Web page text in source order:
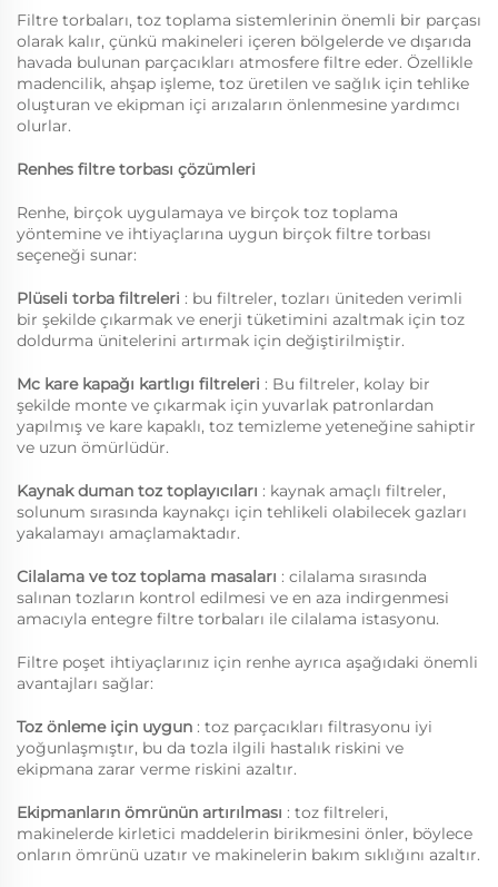
Filtre torbaları, toz toplama sistemlerinin önemli bir parçası
olarak kalır, çünkü makineleri içeren bölgelerde ve dışarıda
havada bulunan parçacıkları atmosfere filtre eder. Özellikle
madencilik, ahşap işleme, toz üretilen ve sağlık için tehlike
oluşturan ve ekipman içi arızaların önlenmesine yardımcı
olurlar.
Renhes filtre torbası çözümleri
Renhe, birçok uygulamaya ve birçok toz toplama
yöntemine ve ihtiyaçlarına uygun birçok filtre torbası
seçeneği sunar:
Plüseli torba filtreleri : bu filtreler, tozları üniteden verimli
bir şekilde çıkarmak ve enerji tüketimini azaltmak için toz
doldurma ünitelerini artırmak için değiştirilmiştir.
Mc kare kapağı kartlıgı filtreleri : Bu filtreler, kolay bir
şekilde monte ve çıkarmak için yuvarlak patronlardan
yapılmış ve kare kapaklı, toz temizleme yeteneğine sahiptir
ve uzun ömürlüdür.
Kaynak duman toz toplayıcıları : kaynak amaçlı filtreler,
solunum sırasında kaynakçı için tehlikeli olabilecek gazları
yakalamayı amaçlamaktadır.
Cilalama ve toz toplama masaları : cilalama sırasında
salınan tozların kontrol edilmesi ve en aza indirgenmesi
amacıyla entegre filtre torbaları ile cilalama istasyonu.
Filtre poşet ihtiyaçlarınız için renhe ayrıca aşağıdaki önemli
avantajları sağlar:
Toz önleme için uygun : toz parçacıkları filtrasyonu iyi
yoğunlaşmıştır, bu da tozla ilgili hastalık riskini ve
ekipmana zarar verme riskini azaltır.
Ekipmanların ömrünün artırılması : toz filtreleri,
makinelerde kirletici maddelerin birikmesini önler, böylece
onların ömrünü uzatır ve makinelerin bakım sıklığını azaltır.